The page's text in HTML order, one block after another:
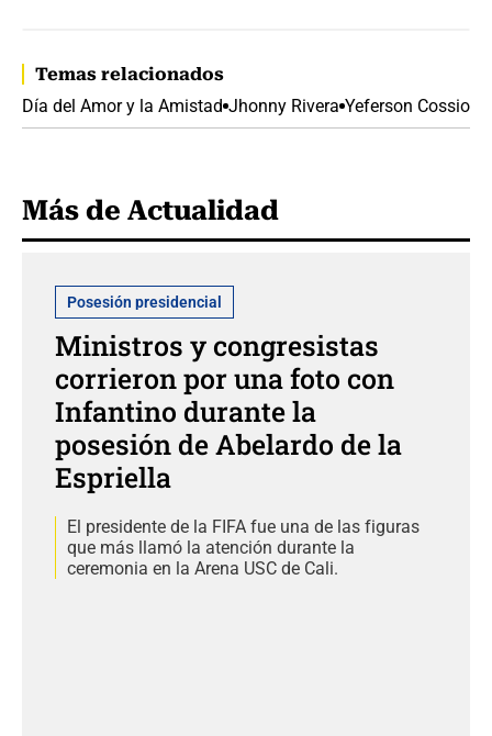
Temas relacionados
Día del Amor y la Amistad Jhonny Rivera Yeferson Cossio
Más de Actualidad
Posesión presidencial
Ministros y congresistas
corrieron por una foto con
Infantino durante la
posesión de Abelardo de la
Espriella
El presidente de la FIFA fue una de las figuras
que más llamó la atención durante la
ceremonia en la Arena USC de Cali.